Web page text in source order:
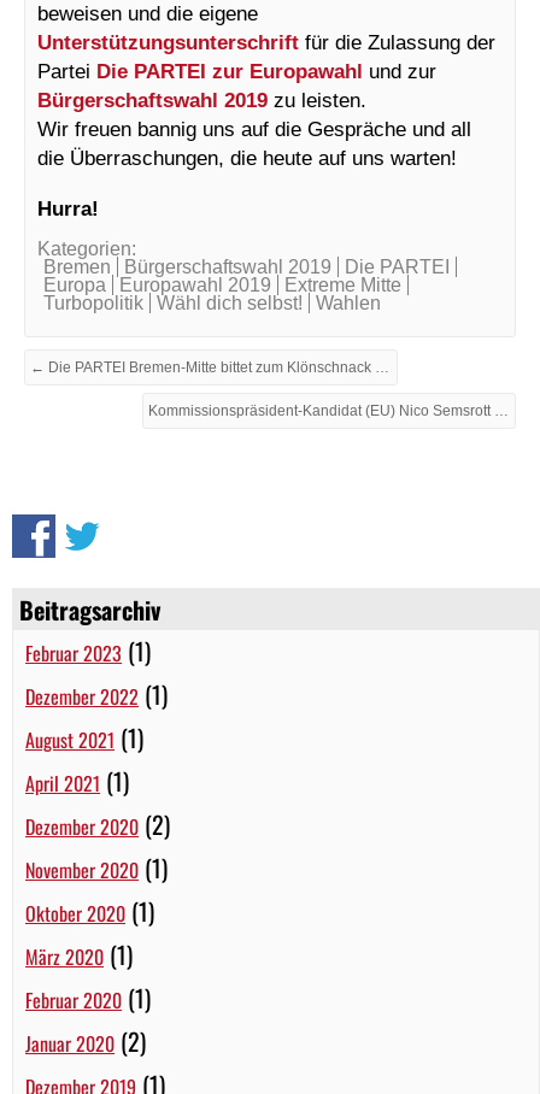
Beitragsarchiv
Februar 2023 (1)
Dezember 2022 (1)
August 2021 (1)
April 2021 (1)
Dezember 2020 (2)
November 2020 (1)
Oktober 2020 (1)
März 2020 (1)
Februar 2020 (1)
Januar 2020 (2)
Dezember 2019 (1)
beweisen und die eigene
Unterstützungsunterschrift für die Zulassung der
Partei Die PARTEI zur Europawahl und zur
Bürgerschaftswahl 2019 zu leisten.
Wir freuen bannig uns auf die Gespräche und all
die Überraschungen, die heute auf uns warten!
Hurra!
Kategorien:
Bremen
Bürgerschaftswahl 2019
Die PARTEI
Europa
Europawahl 2019
Extreme Mitte
Turbopolitik
Wähl dich selbst! Wahlen
← Die PARTEI Bremen-Mitte bittet zum Klönschnack beim Guerilla-Banking auf dem Osterdeich
Kommissionspräsident-Kandidat (EU) Nico Semsrott (Die PARTEI) zu Gast in Bremen →